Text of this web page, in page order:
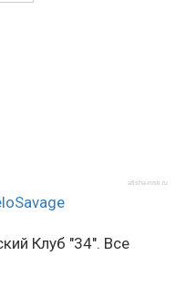
afisha-msk.ru
Клуб "34". Все